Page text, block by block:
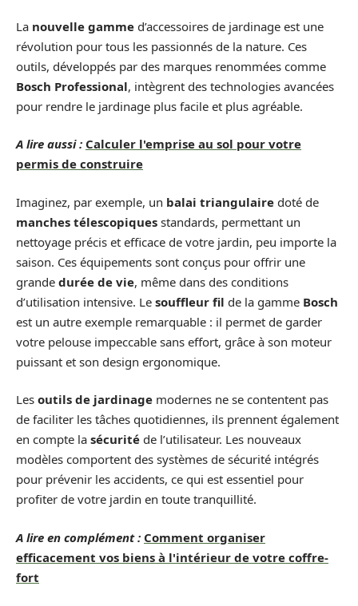
La nouvelle gamme d’accessoires de jardinage est une
révolution pour tous les passionnés de la nature. Ces
outils, développés par des marques renommées comme
Bosch Professional, intègrent des technologies avancées
pour rendre le jardinage plus facile et plus agréable.
A lire aussi : Calculer l'emprise au sol pour votre
permis de construire
Imaginez, par exemple, un balai triangulaire doté de
manches télescopiques standards, permettant un
nettoyage précis et efficace de votre jardin, peu importe la
saison. Ces équipements sont conçus pour offrir une
grande durée de vie, même dans des conditions
d’utilisation intensive. Le souffleur fil de la gamme Bosch
est un autre exemple remarquable : il permet de garder
votre pelouse impeccable sans effort, grâce à son moteur
puissant et son design ergonomique.
Les outils de jardinage modernes ne se contentent pas
de faciliter les tâches quotidiennes, ils prennent également
en compte la sécurité de l’utilisateur. Les nouveaux
modèles comportent des systèmes de sécurité intégrés
pour prévenir les accidents, ce qui est essentiel pour
profiter de votre jardin en toute tranquillité.
A lire en complément : Comment organiser
efficacement vos biens à l'intérieur de votre coffre-
fort